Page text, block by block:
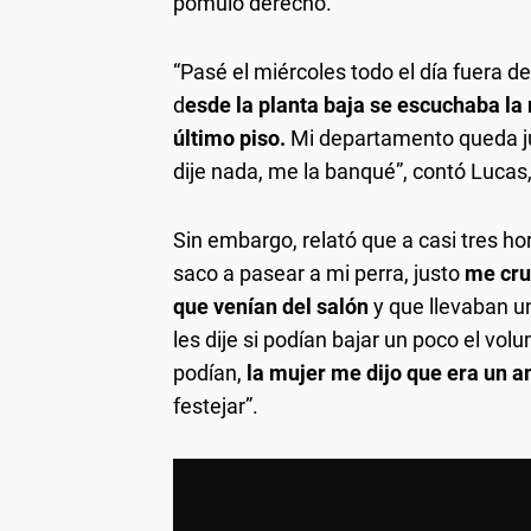
“Pasé el miércoles todo el día fuera
desde la planta baja se escuchaba
último piso. Mi departamento queda
dije nada, me la banqué”, contó
Sin embargo, relató que a casi tres
saco a pasear a mi perra, justo me
que venían del salóny que llevaban
les dije si podían bajar un poco el
podían, la mujer me dijo que era un
festejar”.